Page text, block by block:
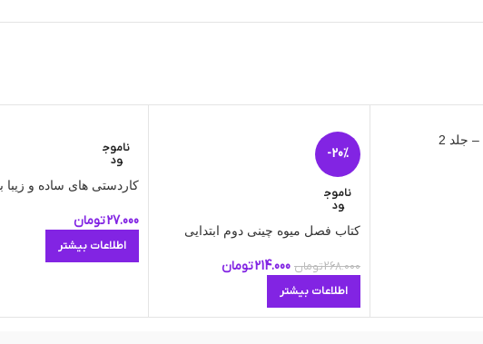
2
-20%
ناموج
ود
کتاب فصل میوه چینی دوم ابتدایی
268.000تومان 214.000تومان
اطلاعات بیشتر
ناموج
ود
کاردستی های ساده و زیبا
27.000تومان
اطلاعات بیشتر